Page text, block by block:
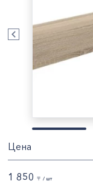
Цена
1 850 〒 / шт